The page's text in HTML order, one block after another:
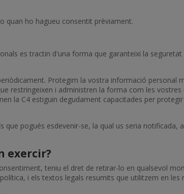
quan ho hagueu consentit prèviament.
es tractin d'una forma que garanteixi la seguretat
Protegim la vostra informació personal
restringeixen i administren la forma com les vostres
la C4 estiguin degudament capacitades per
pogués esdevenir-se, la qual us seria notificada,
exercir?
teniu el dret de retirar-lo en qualsevol
i els textos legals resumits que utilitzem en les